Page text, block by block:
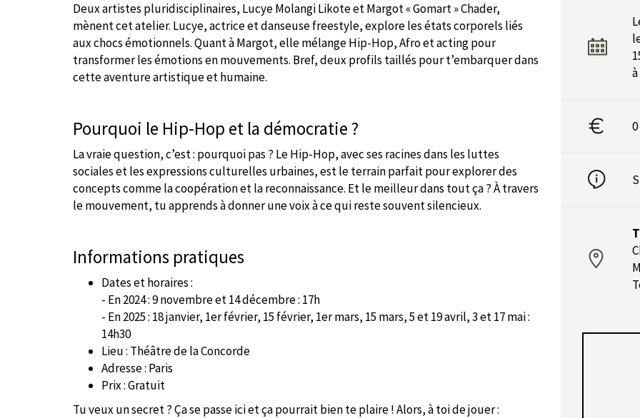
Deux artistes pluridisciplinaires, Lucye Molangi Likote et Margot « Gomart » Chader,
mènent cet atelier. Lucye, actrice et danseuse freestyle, explore les états corporels liés
aux chocs émotionnels. Quant à Margot, elle mélange Hip-Hop, Afro et acting pour
transformer les émotions en mouvements. Bref, deux profils taillés pour t’embarquer dans
cette aventure artistique et humaine.
Pourquoi le Hip-Hop et la démocratie ?
La vraie question, c’est : pourquoi pas ? Le Hip-Hop, avec ses racines dans les luttes
sociales et les expressions culturelles urbaines, est le terrain parfait pour explorer des
concepts comme la coopération et la reconnaissance. Et le meilleur dans tout ça ? À travers
le mouvement, tu apprends à donner une voix à ce qui reste souvent silencieux.
Informations pratiques
Dates et horaires :
- En 2024 : 9 novembre et 14 décembre : 17h
- En 2025 : 18 janvier, 1er février, 15 février, 1er mars, 15 mars, 5 et 19 avril, 3 et 17 mai :
14h30
Lieu : Théâtre de la Concorde
Adresse : Paris
Prix : Gratuit
Tu veux un secret ? Ça se passe ici et ça pourrait bien te plaire ! Alors, à toi de jouer :